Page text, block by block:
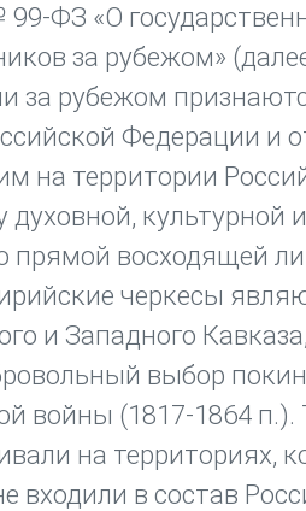
ФЗ «О
за рубежом»
за рубежом
Федерации и
на территории
культурной
прямой восходящей
черкесы
и Западного
выбор
войны (1817-1864
на территориях,
в состав